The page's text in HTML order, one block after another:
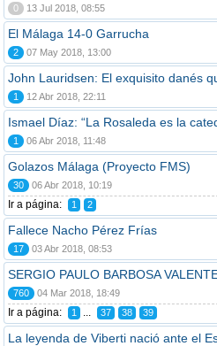
0 13 Jul 2018, 08:55
El Málaga 14-0 Garrucha
2 07 May 2018, 13:00
John Lauridsen: El exquisito danés
1 12 Abr 2018, 22:11
Ismael Díaz: “La Rosaleda es la
1 06 Abr 2018, 11:48
Golazos Málaga (Proyecto FMS)
30 06 Abr 2018, 10:19
Ir a página: 1 2
Fallece Nacho Pérez Frías
17 03 Abr 2018, 08:53
SERGIO PAULO BARBOSA
760 04 Mar 2018, 18:49
Ir a página: 1 ... 37 38 39
La leyenda de Viberti nació ante el